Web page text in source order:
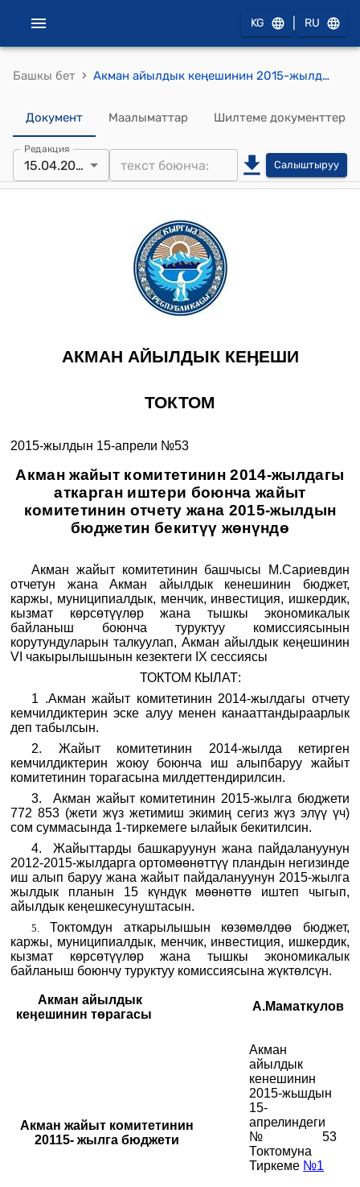
KG RU
Башкы бет › Акман айылдык кеңешинин 2015-жылдын 15-апрелиндеги №53 "Акман жайыт комитетинин 2014-жылдагы аткарган иштери боюнча жайыт комитетинин отчету жана 2015-жылдын бюджетин бекитүү жөнүндө" токтому
Документ Маалыматтар Шилтеме документтер
Редакция
15.04.2015 Салыштыруу